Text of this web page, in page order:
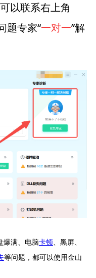
以联系右上角
题专家“一对一”解
爆满、电脑卡顿、黑屏、
等问题，都可以使用金山